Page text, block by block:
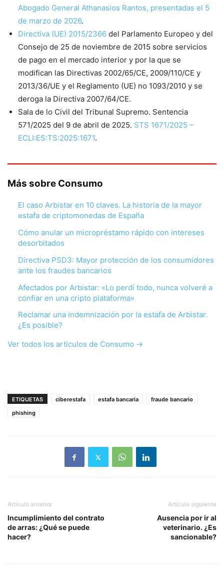
Abogado General Athanasios Rantos, presentadas el 5
de marzo de 2026.
Directiva (UE) 2015/2366 del Parlamento Europeo y del
Consejo de 25 de noviembre de 2015 sobre servicios
de pago en el mercado interior y por la que se
modifican las Directivas 2002/65/CE, 2009/110/CE y
2013/36/UE y el Reglamento (UE) no 1093/2010 y se
deroga la Directiva 2007/64/CE.
Sala de lo Civil del Tribunal Supremo. Sentencia
571/2025 del 9 de abril de 2025. STS 1671/2025 –
ECLI:ES:TS:2025:1671.
Más sobre Consumo
El caso Arbistar en 10 claves. La historia de la mayor
estafa de criptomonedas de España
Cómo anular un micropréstamo rápido con intereses
desorbitados
Directiva PSD3: Mayor protección de los consumidores
ante los fraudes bancarios
Afectados por Arbistar: «Lo perdí todo, nunca volveré a
confiar en una cripto plataforma»
Reclamar una indemnización por la estafa de Arbistar.
¿Es posible?
Ver todos los artículos de Consumo →
ETIQUETAS ciberestafa estafa bancaria
fraude bancario
phishing
Artículo anterior
Incumplimiento del contrato
de arras: ¿Qué se puede
hacer?
Artículo siguiente
Ausencia por ir al
veterinario. ¿Es
sancionable?